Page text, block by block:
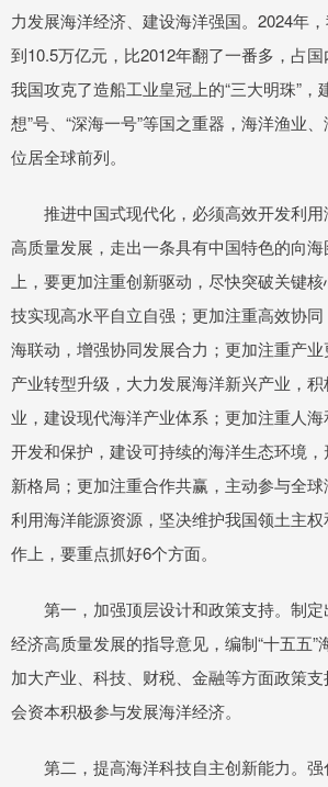
力发展海洋经济、建设海洋强国。2024年
到10.5万亿元，比2012年翻了一番多，占国
我国攻克了造船工业皇冠上的“三大明珠”，
想”号、“深海一号”等国之重器，海洋渔业
位居全球前列。
推进中国式现代化，必须高效开发利用
高质量发展，走出一条具有中国特色的向
上，要更加注重创新驱动，尽快突破关键
技实现高水平自立自强；更加注重高效协
海联动，增强协同发展合力；更加注重产
产业转型升级，大力发展海洋新兴产业，
业，建设现代海洋产业体系；更加注重人
开发和保护，建设可持续的海洋生态环境
新格局；更加注重合作共赢，主动参与全
利用海洋能源资源，坚决维护我国领土主
作上，要重点抓好6个方面。
第一，加强顶层设计和政策支持。制定
经济高质量发展的指导意见，编制“十五五”
加大产业、科技、财税、金融等方面政策
会资本积极参与发展海洋经济。
第二，提高海洋科技自主创新能力。强